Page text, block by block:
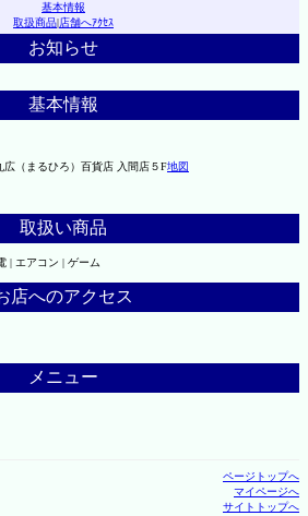
基本情報
取扱商品|店舗へｱｸｾｽ
お知らせ
基本情報
（まるひろ）百貨店 入間店５F地図
取扱い商品
| エアコン | ゲーム
店へのアクセス
メニュー
ページトップへ
マイページへ
サイトトップへ